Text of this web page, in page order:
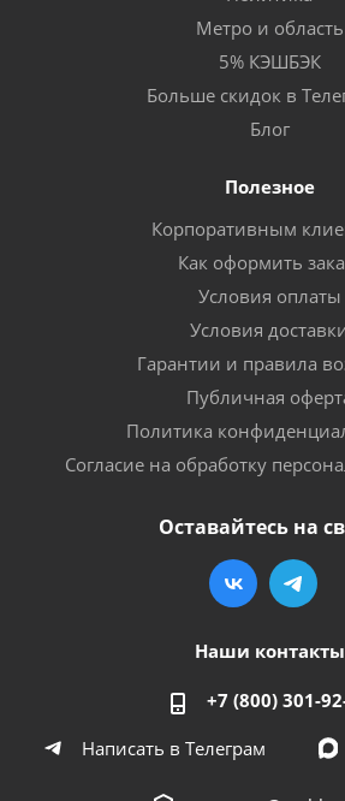
Метро и область
5% КЭШБЭК
Больше скидок в
Блог
Полезное
Корпоративным
Как оформить
Условия оплаты
Условия
Гарантии и правила
Публичная
Политика
Согласие на обработку
Оставайтесь на
Наши контакты
+7 (800) 301-
Написать в Телеграм